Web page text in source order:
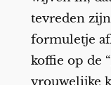
tevreden
formuletje
koffie op de
vrouwelijke